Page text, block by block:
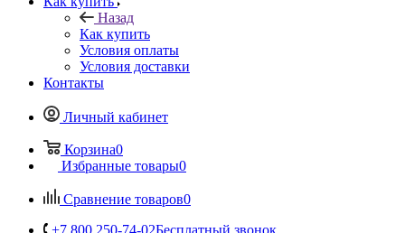
Назад
Как купить
Условия оплаты
Условия доставки
Контакты
Личный кабинет
Корзина0
Избранные товары0
Сравнение товаров0
+7 800 250-74-02Бесплатный звонок